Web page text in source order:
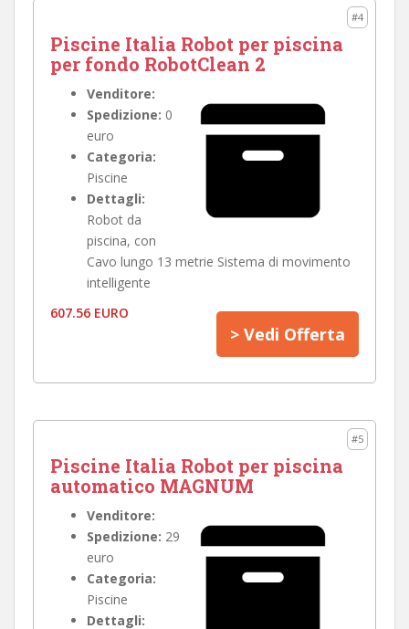
#4
Piscine Italia Robot per piscina
per fondo RobotClean 2
Venditore:
Spedizione: 0
euro
Categoria:
Piscine
Dettagli:
Robot da
piscina, con
Cavo lungo 13 metrie Sistema di movimento
intelligente
607.56 EURO
> Vedi Offerta
#5
Piscine Italia Robot per piscina
automatico MAGNUM
Venditore:
Spedizione: 29
euro
Categoria:
Piscine
Dettagli: